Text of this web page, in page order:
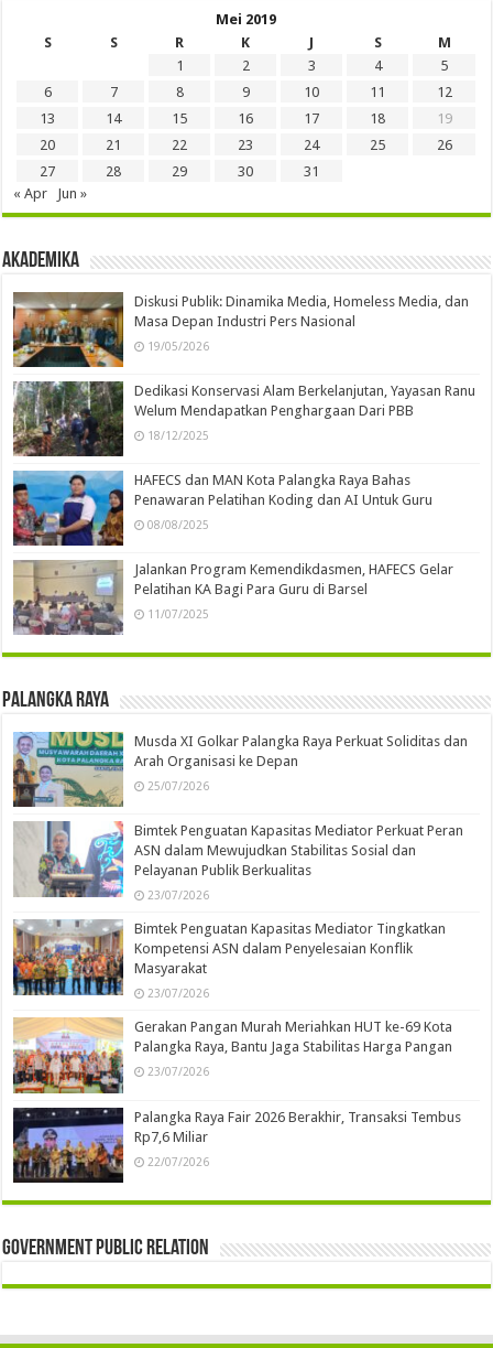
Mei 2019
S
S R K J S
M
1
2 3 4
5
6
7 8 9 10 11
12
13
14 15 16 17 18
19
20
21 22 23 24 25
26
27
28 29 30
31
« Apr
Jun »
Akademika
Diskusi Publik: Dinamika Media, Homeless Media, dan
Masa Depan Industri Pers Nasional
19/05/2026
Dedikasi Konservasi Alam Berkelanjutan, Yayasan Ranu
Welum Mendapatkan Penghargaan Dari PBB
18/12/2025
HAFECS dan MAN Kota Palangka Raya Bahas
Penawaran Pelatihan Koding dan AI Untuk Guru
08/08/2025
Jalankan Program Kemendikdasmen, HAFECS Gelar
Pelatihan KA Bagi Para Guru di Barsel
11/07/2025
Palangka Raya
Musda XI Golkar Palangka Raya Perkuat Soliditas dan
Arah Organisasi ke Depan
25/07/2026
Bimtek Penguatan Kapasitas Mediator Perkuat Peran
ASN dalam Mewujudkan Stabilitas Sosial dan
Pelayanan Publik Berkualitas
23/07/2026
Bimtek Penguatan Kapasitas Mediator Tingkatkan
Kompetensi ASN dalam Penyelesaian Konflik
Masyarakat
23/07/2026
Gerakan Pangan Murah Meriahkan HUT ke-69 Kota
Palangka Raya, Bantu Jaga Stabilitas Harga Pangan
23/07/2026
Palangka Raya Fair 2026 Berakhir, Transaksi Tembus
Rp7,6 Miliar
22/07/2026
Government Public Relation